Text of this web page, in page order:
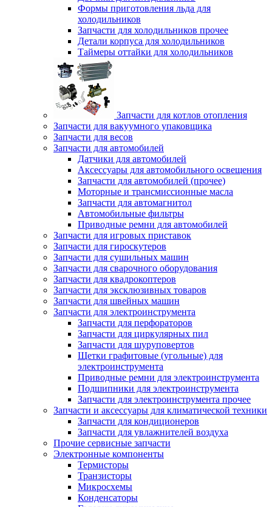
Формы приготовления льда для
холодильников
Запчасти для холодильников прочее
Детали корпуса для холодильников
Таймеры оттайки для холодильников
Запчасти для котлов отопления
Запчасти для вакуумного упаковщика
Запчасти для весов
Запчасти для автомобилей
Датчики для автомобилей
Аксессуары для автомобильного освещения
Запчасти для автомобилей (прочее)
Моторные и трансмиссионные масла
Запчасти для автомагнитол
Автомобильные фильтры
Приводные ремни для автомобилей
Запчасти для игровых приставок
Запчасти для гироскутеров
Запчасти для сушильных машин
Запчасти для сварочного оборудования
Запчасти для квадрокоптеров
Запчасти для эксклюзивных товаров
Запчасти для швейных машин
Запчасти для электроинструмента
Запчасти для перфораторов
Запчасти для циркулярных пил
Запчасти для шуруповертов
Щетки графитовые (угольные) для
электроинструмента
Приводные ремни для электроинструмента
Подшипники для электроинструмента
Запчасти для электроинструмента прочее
Запчасти и аксессуары для климатической техники
Запчасти для кондиционеров
Запчасти для увлажнителей воздуха
Прочие сервисные запчасти
Электронные компоненты
Термисторы
Транзисторы
Микросхемы
Конденсаторы